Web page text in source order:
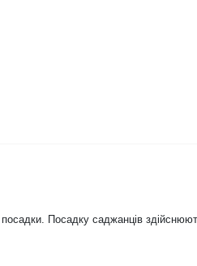
Посадку саджанців